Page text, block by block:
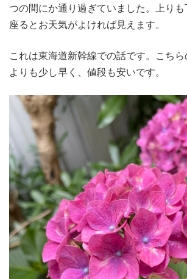
つの間にか通り過ぎていました。上り
座るとお天気がよければ見えます。
これは東海道新幹線での話です。こち
よりも少し早く、値段も安いです。